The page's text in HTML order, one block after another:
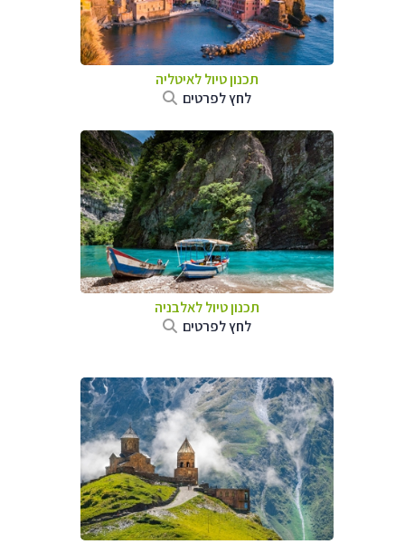
תכנון טיול לאיטליה
לחץ לפרטים
תכנון טיול לאלבניה
לחץ לפרטים